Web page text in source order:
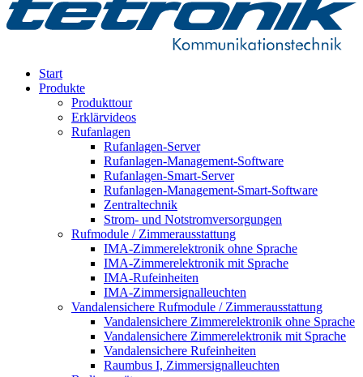
Start
Produkte
Produkttour
Erklärvideos
Rufanlagen
Rufanlagen-Server
Rufanlagen-Management-Software
Rufanlagen-Smart-Server
Rufanlagen-Management-Smart-Software
Zentraltechnik
Strom- und Notstromversorgungen
Rufmodule / Zimmerausstattung
IMA-Zimmerelektronik ohne Sprache
IMA-Zimmerelektronik mit Sprache
IMA-Rufeinheiten
IMA-Zimmersignalleuchten
Vandalensichere Rufmodule / Zimmerausstattung
Vandalensichere Zimmerelektronik ohne Sprache
Vandalensichere Zimmerelektronik mit Sprache
Vandalensichere Rufeinheiten
Raumbus I, Zimmersignalleuchten